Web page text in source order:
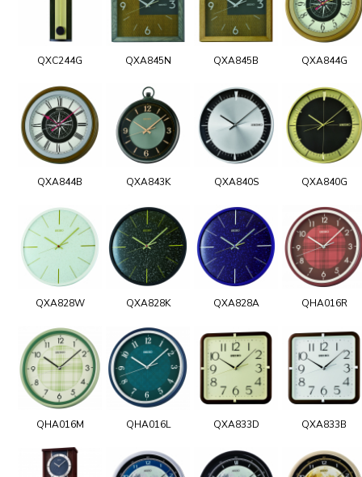
QXC244G QXA845N QXA845B QXA844G
QXA844B QXA843K QXA840S QXA840G
QXA828W QXA828K QXA828A QHA016R
QHA016M QHA016L QXA833D QXA833B